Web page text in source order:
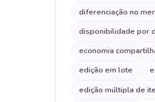
diferenciação no
disponibilidade por
economia
edição em lote
edição múltipla de